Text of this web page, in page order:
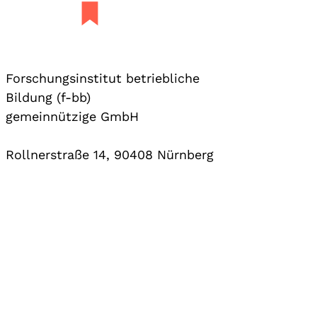
Forschungsinstitut betriebliche
Bildung (f-bb)
gemeinnützige GmbH
Rollnerstraße 14, 90408 Nürnberg